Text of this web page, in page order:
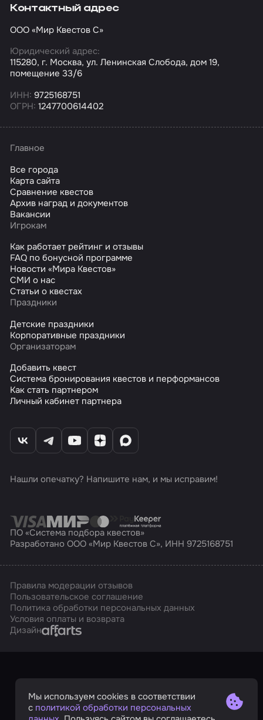
Контактный адрес
ООО «Мир Квестов С»
Юридический адрес:
115280, г. Москва, ул. Ленинская Слобода, дом 19,
помещение 33/6
ИНН: 9725168751
ОГРН: 1247700614402
Главное
Все города
Карта сайта
Сравнение квестов
Архив наград и документов
Вакансии
Игрокам
Как работает рейтинг и отзывы
FAQ по бонусной программе
Новости «Мира Квестов»
СМИ о нас
Статьи о квестах
Праздники
Детские праздники
Корпоративные праздники
Организаторам
Добавить квест
Система бронирования квестов и перформансов
Как стать партнером
Личный кабинет партнера
Нашли опечатку? Напишите нам, и мы исправим!
ПО «Система подбора квестов»
Разработано ООО «Мир Квестов С», ИНН 9725168751
Правила модерации отзывов
Пользовательское соглашение
Политика обработки персональных данных
Условия оплаты и возврата
ДизайнAffarts
Мы используем cookies в соответствии
с политикой обработки персональных